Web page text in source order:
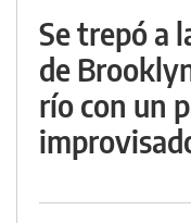
Se trepó a
de
río con un